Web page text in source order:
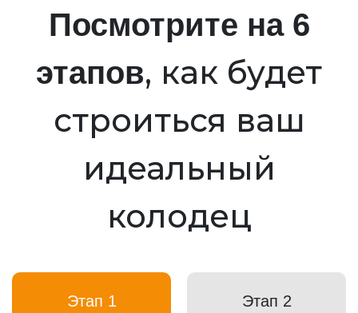
Посмотрите на 6
этапов, как будет
строиться ваш
идеальный
колодец
Этап 1 Этап 2